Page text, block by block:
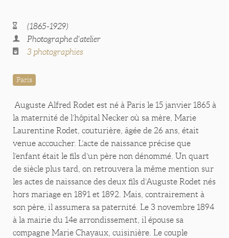
(1865-1929)
Photographe d'atelier
3 photographies
Paris
Auguste Alfred Rodet est né à Paris le 15 janvier 1865 à
la maternité de l’hôpital Necker où sa mère, Marie
Laurentine Rodet, couturière, âgée de 26 ans, était
venue accoucher. L’acte de naissance précise que
l’enfant était le fils d’un père non dénommé. Un quart
de siècle plus tard, on retrouvera la même mention sur
les actes de naissance des deux fils d’Auguste Rodet nés
hors mariage en 1891 et 1892. Mais, contrairement à
son père, il assumera sa paternité. Le 3 novembre 1894
à la mairie du 14e arrondissement, il épouse sa
compagne Marie Chayaux, cuisinière. Le couple